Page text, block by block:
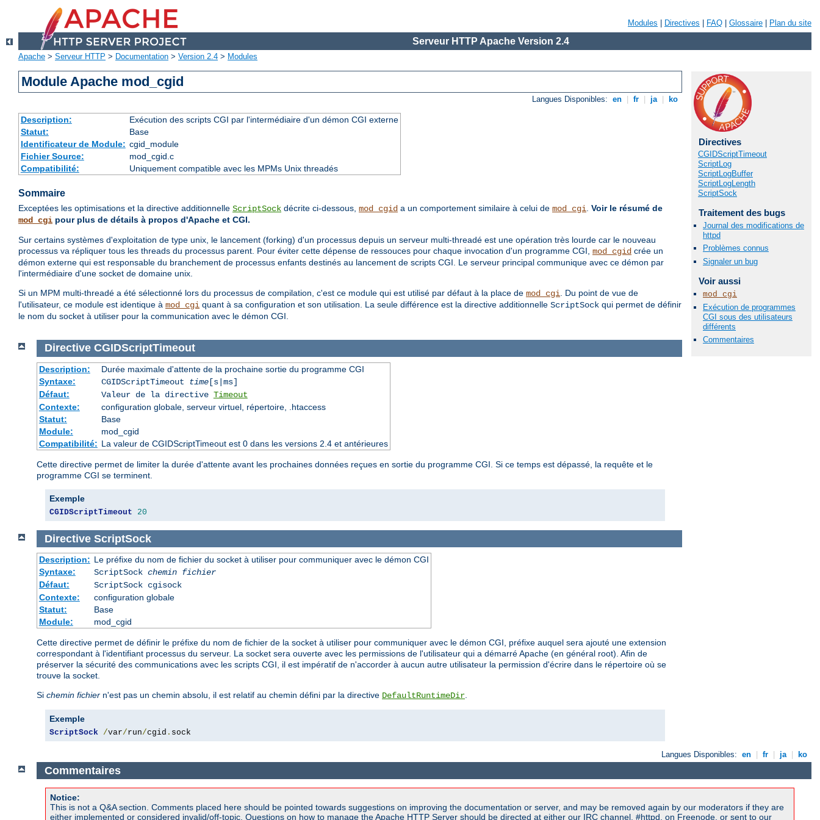
Modules Directives FAQ Glossaire Plan du site
Serveur HTTP Apache Version 2.4
Apache > Serveur HTTP > Documentation > Version 2.4 > Modules
Module Apache mod_cgid
Langues Disponibles: en fr ja ko
Description:
Exécution des scripts CGI par l'intermédiaire d'un démon CGI externe
Statut:
Base
Identificateur de Module: cgid_module
Fichier Source:
mod_cgid.c
Compatibilité:
Uniquement compatible avec les MPMs Unix threadés
Sommaire
Exceptées les optimisations et la directive additionnelle ScriptSock décrite ci-dessous, mod_cgid a un comportement similaire à celui de mod_cgi. Voir le résumé de
mod_cgi pour plus de détails à propos d'Apache et CGI.
Sur certains systèmes d'exploitation de type unix, le lancement (forking) d'un processus depuis un serveur multi-threadé est une opération très lourde car le nouveau
processus va répliquer tous les threads du processus parent. Pour éviter cette dépense de ressouces pour chaque invocation d'un programme CGI, mod_cgid crée un
démon externe qui est responsable du branchement de processus enfants destinés au lancement de scripts CGI. Le serveur principal communique avec ce démon par
l'intermédiaire d'une socket de domaine unix.
Si un MPM multi-threadé a été sélectionné lors du processus de compilation, c'est ce module qui est utilisé par défaut à la place de mod_cgi. Du point de vue de
l'utilisateur, ce module est identique à mod_cgi quant à sa configuration et son utilisation. La seule différence est la directive additionnelle ScriptSock qui permet de définir
le nom du socket à utiliser pour la communication avec le démon CGI.
Directives
CGIDScriptTimeout
ScriptLog
ScriptLogBuffer
ScriptLogLength
ScriptSock
Traitement des bugs
Journal des modifications de
httpd
Problèmes connus
Signaler un bug
Voir aussi
mod_cgi
Exécution de programmes
CGI sous des utilisateurs
différents
Commentaires
Directive CGIDScriptTimeout
Description:
Durée maximale d'attente de la prochaine sortie du programme CGI
Syntaxe:
CGIDScriptTimeout time[s|ms]
Défaut:
Valeur de la directive Timeout
Contexte:
configuration globale, serveur virtuel, répertoire, .htaccess
Statut:
Base
Module:
mod_cgid
Compatibilité: La valeur de CGIDScriptTimeout est 0 dans les versions 2.4 et antérieures
Cette directive permet de limiter la durée d'attente avant les prochaines données reçues en sortie du programme CGI. Si ce temps est dépassé, la requête et le
programme CGI se terminent.
Exemple
CGIDScriptTimeout 20
Directive ScriptSock
Description: Le préfixe du nom de fichier du socket à utiliser pour communiquer avec le démon CGI
Syntaxe:
ScriptSock chemin fichier
Défaut:
ScriptSock cgisock
Contexte:
configuration globale
Statut:
Base
Module:
mod_cgid
Cette directive permet de définir le préfixe du nom de fichier de la socket à utiliser pour communiquer avec le démon CGI, préfixe auquel sera ajouté une extension
correspondant à l'identifiant processus du serveur. La socket sera ouverte avec les permissions de l'utilisateur qui a démarré Apache (en général root). Afin de
préserver la sécurité des communications avec les scripts CGI, il est impératif de n'accorder à aucun autre utilisateur la permission d'écrire dans le répertoire où se
trouve la socket.
Si chemin fichier n'est pas un chemin absolu, il est relatif au chemin défini par la directive DefaultRuntimeDir.
Exemple
ScriptSock /var/run/cgid . sock
Langues Disponibles: en fr ja ko
Commentaires
Notice:
This is not a Q&A section. Comments placed here should be pointed towards suggestions on improving the documentation or server, and may be removed again by our moderators if they are
either implemented or considered invalid/off-topic. Questions on how to manage the Apache HTTP Server should be directed at either our IRC channel, #httpd, on Freenode, or sent to our